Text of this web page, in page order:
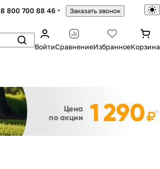
8 800 700 88 46 Заказать звонок
ВойтиСравнениеИзбранноеКорзина